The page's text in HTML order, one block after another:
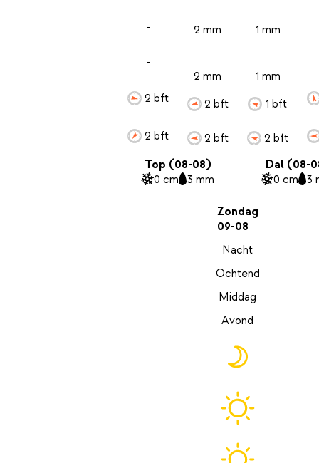
-
-
2 bft
2 bft
2 mm
2 mm
2 bft
2 bft
1 mm
1 mm
1 bft
2 bft
Top (08-08)
0 cm 3 mm
Dal (08-
0 cm 3
Zondag
09-08
Nacht
Ochtend
Middag
Avond